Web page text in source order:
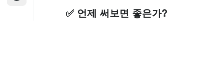
✅ 언제 써보면 좋은가?